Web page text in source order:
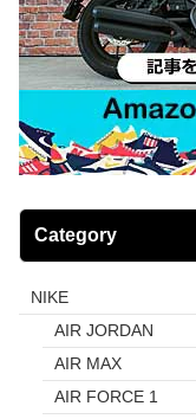
Category
NIKE
AIR JORDAN
AIR MAX
AIR FORCE 1